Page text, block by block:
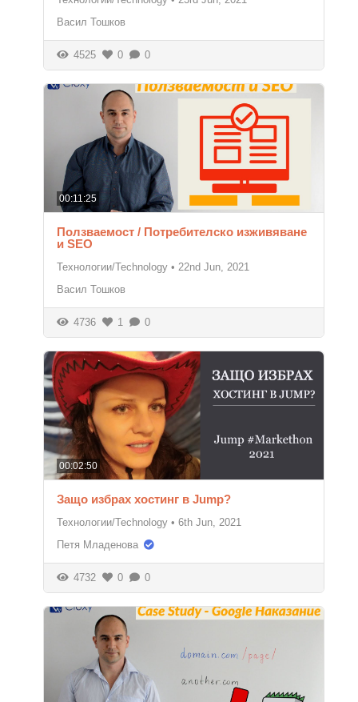
Васил Тошков
4525 0 0
00:11:25
Ползваемост / Потребителско изживяване
и SEO
Технологии/Technology • 22nd Jun, 2021
Васил Тошков
4736 1 0
00:02:50
Защо избрах хостинг в Jump?
Технологии/Technology • 6th Jun, 2021
Петя Младенова
4732 0 0